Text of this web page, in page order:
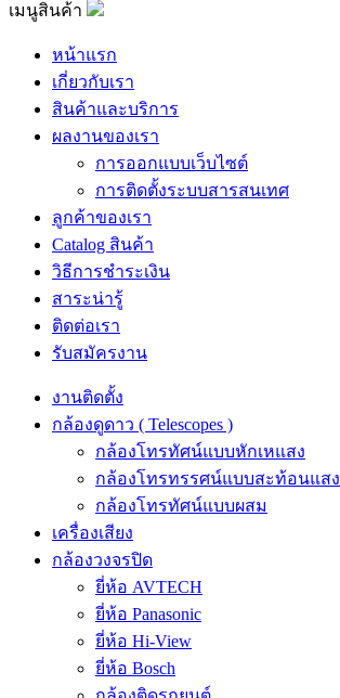
เมนูสินค้า
หน้าแรก
เกี่ยวกับเรา
สินค้าและบริการ
ผลงานของเรา
การออกแบบเว็บไซต์
การติดตั้งระบบสารสนเทศ
ลูกค้าของเรา
Catalog สินค้า
วิธีการชำระเงิน
สาระน่ารู้
ติดต่อเรา
รับสมัครงาน
งานติดตั้ง
กล้องดูดาว ( Telescopes )
กล้องโทรทัศน์แบบหักเหแสง
กล้องโทรทรรศน์แบบสะท้อนแสง
กล้องโทรทัศน์แบบผสม
เครื่องเสียง
กล้องวงจรปิด
ยี่ห้อ AVTECH
ยี่ห้อ Panasonic
ยี่ห้อ Hi-View
ยี่ห้อ Bosch